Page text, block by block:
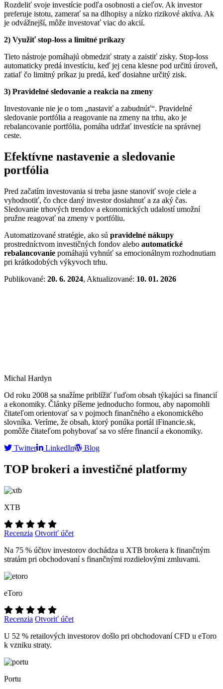
Rozdeliť svoje investície podľa osobnosti a cieľov. Ak investor
preferuje istotu, zamerať sa na dlhopisy a nízko rizikové aktíva. Ak
je odvážnejší, môže investovať viac do akcií.
2) Využiť stop-loss a limitné príkazy
Tieto nástroje pomáhajú obmedziť straty a zaistiť zisky. Stop-loss
automaticky predá investíciu, keď jej cena klesne pod určitú úroveň,
zatiaľ čo limitný príkaz ju predá, keď dosiahne určitý zisk.
3) Pravidelné sledovanie a reakcia na zmeny
Investovanie nie je o tom „nastaviť a zabudnúť“. Pravidelné
sledovanie portfólia a reagovanie na zmeny na trhu, ako je
rebalancovanie portfólia, pomáha udržať investície na správnej
ceste.
Efektívne nastavenie a sledovanie
portfólia
Pred začatím investovania si treba jasne stanoviť svoje ciele a
vyhodnotiť, čo chce daný investor dosiahnuť a za aký čas.
Sledovanie trhových trendov a ekonomických udalostí umožní
pružne reagovať na zmeny v portfóliu.
Automatizované stratégie, ako sú pravidelné nákupy
prostredníctvom investičných fondov alebo automatické
rebalancovanie pomáhajú vyhnúť sa emocionálnym rozhodnutiam
pri krátkodobých výkyvoch trhu.
Publikované: 20. 6. 2024, Aktualizované: 10. 01. 2026
Michal Hardyn
Od roku 2008 sa snažíme priblížiť ľuďom obsah týkajúci sa financií
a ekonomiky. Články píšeme jednoducho formou, aby napomohli
čitateľom orientovať sa v pojmoch finančného a ekonomického
slovníka. Veríme, že obsah, ktorý ponúka portál iFinancie.sk,
pomôže čitateľom pohybovať sa vo sfére financií a ekonomiky.
Twitter
LinkedIn Blog
TOP brokeri a investičné platformy
XTB
Recenzia Otvoriť účet
Na 75 % účtov investorov dochádza u XTB brokera k finančným
stratám pri obchodovaní s finančnými rozdielovými zmluvami.
eToro
Recenzia Otvoriť účet
U 52 % retailových investorov došlo pri obchodovaní CFD u eToro
k vzniku straty.
Portu